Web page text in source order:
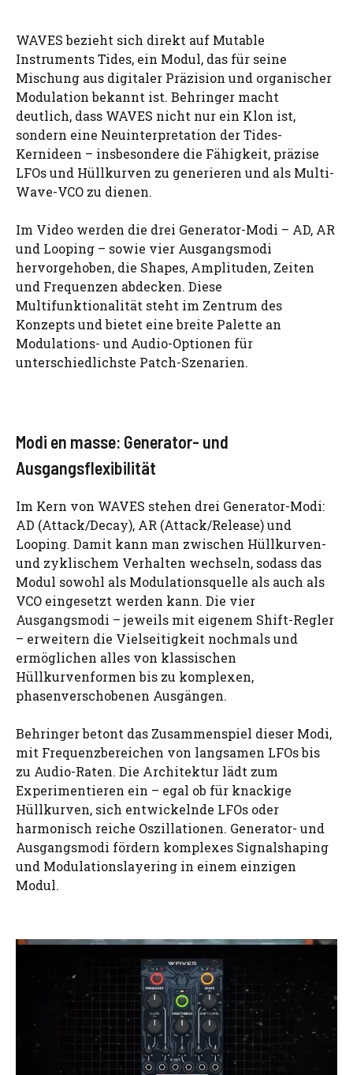
WAVES bezieht sich direkt auf Mutable
Instruments Tides, ein Modul, das für seine
Mischung aus digitaler Präzision und organischer
Modulation bekannt ist. Behringer macht
deutlich, dass WAVES nicht nur ein Klon ist,
sondern eine Neuinterpretation der Tides-
Kernideen – insbesondere die Fähigkeit, präzise
LFOs und Hüllkurven zu generieren und als Multi-
Wave-VCO zu dienen.
Im Video werden die drei Generator-Modi – AD, AR
und Looping – sowie vier Ausgangsmodi
hervorgehoben, die Shapes, Amplituden, Zeiten
und Frequenzen abdecken. Diese
Multifunktionalität steht im Zentrum des
Konzepts und bietet eine breite Palette an
Modulations- und Audio-Optionen für
unterschiedlichste Patch-Szenarien.
Modi en masse: Generator- und
Ausgangsflexibilität
Im Kern von WAVES stehen drei Generator-Modi:
AD (Attack/Decay), AR (Attack/Release) und
Looping. Damit kann man zwischen Hüllkurven-
und zyklischem Verhalten wechseln, sodass das
Modul sowohl als Modulationsquelle als auch als
VCO eingesetzt werden kann. Die vier
Ausgangsmodi – jeweils mit eigenem Shift-Regler
– erweitern die Vielseitigkeit nochmals und
ermöglichen alles von klassischen
Hüllkurvenformen bis zu komplexen,
phasenverschobenen Ausgängen.
Behringer betont das Zusammenspiel dieser Modi,
mit Frequenzbereichen von langsamen LFOs bis
zu Audio-Raten. Die Architektur lädt zum
Experimentieren ein – egal ob für knackige
Hüllkurven, sich entwickelnde LFOs oder
harmonisch reiche Oszillationen. Generator- und
Ausgangsmodi fördern komplexes Signalshaping
und Modulationslayering in einem einzigen
Modul.